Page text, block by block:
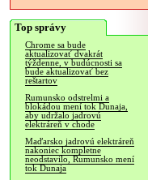
Top správy
Chrome sa bude
aktualizovať dvakrát
týždenne, v budúcnosti sa
bude aktualizovať bez
reštartov
Rumunsko odstrelmi a
blokádou mení tok Dunaja,
aby udržalo jadrovú
elektráreň v chode
Maďarsko jadrovú elektráreň
nakoniec kompletne
neodstavilo, Rumunsko mení
tok Dunaja